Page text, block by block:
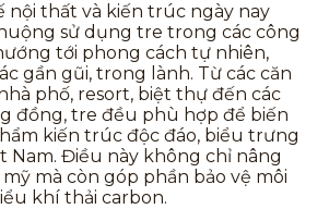
nội thất và kiến trúc ngày nay
sử dụng tre trong các công
tới phong cách tự nhiên,
gần gũi, trong lành. Từ các căn
phố, resort, biệt thự đến các
đồng, tre đều phù hợp để biến
kiến trúc độc đáo, biểu trưng
Nam. Điều này không chỉ nâng
mà còn góp phần bảo vệ môi
khí thải carbon.